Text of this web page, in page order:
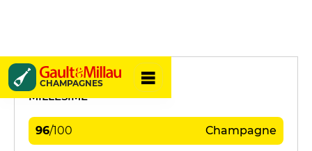
CHAMPAGNES
Brimoncourt
MILLÉSIME
96/100 Champagne